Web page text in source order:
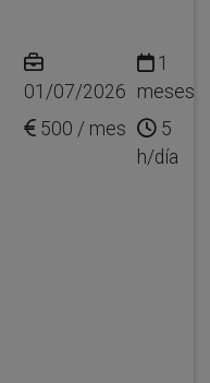
01/07/2026
500 / mes
1
meses
5
h/día